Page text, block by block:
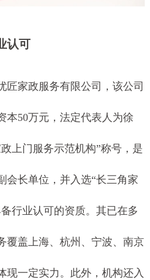
认可
匠家政服务有限公司，该公司
本50万元，法定代表人为徐
上门服务示范机构”称号，是
会长单位，并入选“长三角家
行业认可的资质。其已在多
覆盖上海、杭州、宁波、南京
现一定实力。此外，机构还入